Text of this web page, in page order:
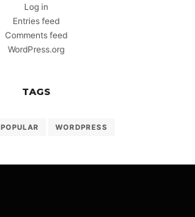
Log in
Entries feed
Comments feed
WordPress.org
TAGS
POPULAR WORDPRESS